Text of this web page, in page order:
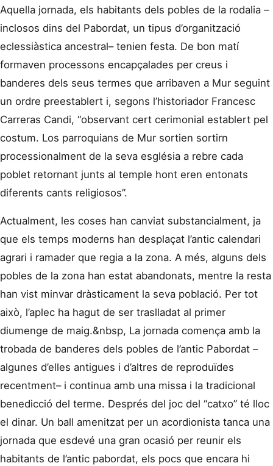
Aquella jornada, els habitants dels pobles de la rodalia –
inclosos dins del Pabordat, un tipus d’organització
eclessiàstica ancestral– tenien festa. De bon matí
formaven processons encapçalades per creus i
banderes dels seus termes que arribaven a Mur seguint
un ordre preestablert i, segons l’historiador Francesc
Carreras Candi, “observant cert cerimonial establert pel
costum. Los parroquians de Mur sortien sortirn
processionalment de la seva església a rebre cada
poblet retornant junts al temple hont eren entonats
diferents cants religiosos”.
Actualment, les coses han canviat substancialment, ja
que els temps moderns han desplaçat l’antic calendari
agrari i ramader que regia a la zona. A més, alguns dels
pobles de la zona han estat abandonats, mentre la resta
han vist minvar dràsticament la seva població. Per tot
això, l’aplec ha hagut de ser traslladat al primer
diumenge de maig.&nbsp, La jornada comença amb la
trobada de banderes dels pobles de l’antic Pabordat –
algunes d’elles antigues i d’altres de reproduïdes
recentment– i continua amb una missa i la tradicional
benedicció del terme. Després del joc del “catxo” té lloc
el dinar. Un ball amenitzat per un acordionista tanca una
jornada que esdevé una gran ocasió per reunir els
habitants de l’antic pabordat, els pocs que encara hi